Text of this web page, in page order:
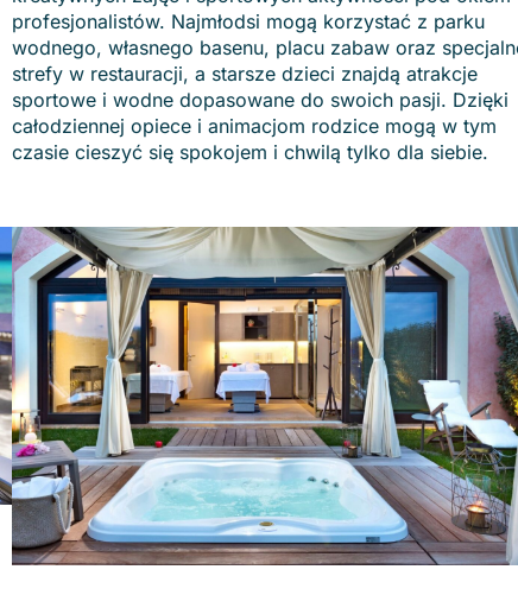
profesjonalistów. Najmłodsi mogą korzystać z parku
wodnego, własnego basenu, placu zabaw oraz
strefy w restauracji, a starsze dzieci znajdą atrakcje
sportowe i wodne dopasowane do swoich pasji. Dzięki
całodziennej opiece i animacjom rodzice mogą w tym
czasie cieszyć się spokojem i chwilą tylko dla siebie.